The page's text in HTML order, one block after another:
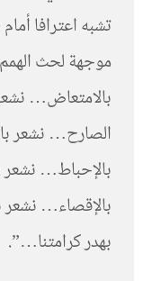
تشبه اعترافا
موجهة لحث
بالامتعاض…
الصارح… نشعر
بالإحباط…
بالإقصاء… نشعر
بهدر كرامتنا…”.